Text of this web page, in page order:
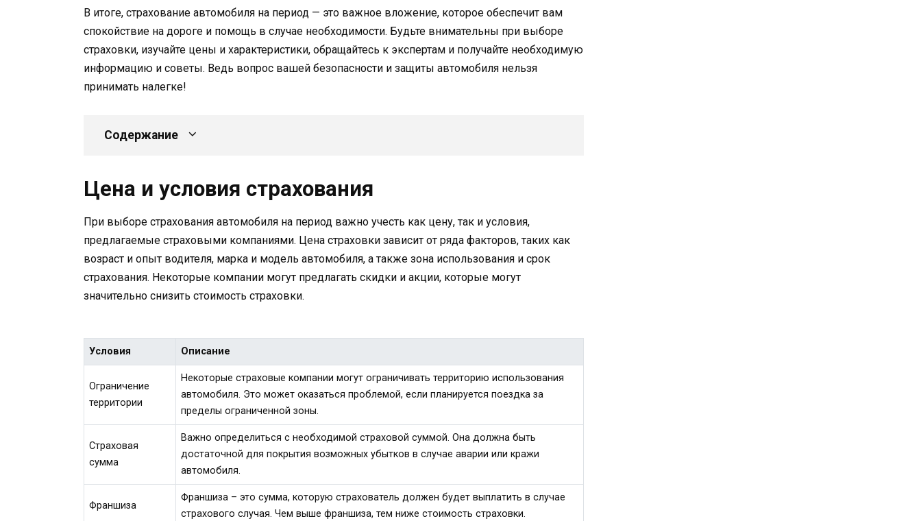
В итоге, страхование автомобиля на период — это важное вложение, которое обеспечит вам
спокойствие на дороге и помощь в случае необходимости. Будьте внимательны при выборе
страховки, изучайте цены и характеристики, обращайтесь к экспертам и получайте необходимую
информацию и советы. Ведь вопрос вашей безопасности и защиты автомобиля нельзя
принимать налегке!
Содержание
Цена и условия страхования
При выборе страхования автомобиля на период важно учесть как цену, так и условия,
предлагаемые страховыми компаниями. Цена страховки зависит от ряда факторов, таких как
возраст и опыт водителя, марка и модель автомобиля, а также зона использования и срок
страхования. Некоторые компании могут предлагать скидки и акции, которые могут
значительно снизить стоимость страховки.
Условия Описание
Ограничение
территории
Некоторые страховые компании могут ограничивать территорию использования
автомобиля. Это может оказаться проблемой, если планируется поездка за
пределы ограниченной зоны.
Страховая
сумма
Важно определиться с необходимой страховой суммой. Она должна быть
достаточной для покрытия возможных убытков в случае аварии или кражи
автомобиля.
Франшиза
Франшиза – это сумма, которую страхователь должен будет выплатить в случае
страхового случая. Чем выше франшиза, тем ниже стоимость страховки.